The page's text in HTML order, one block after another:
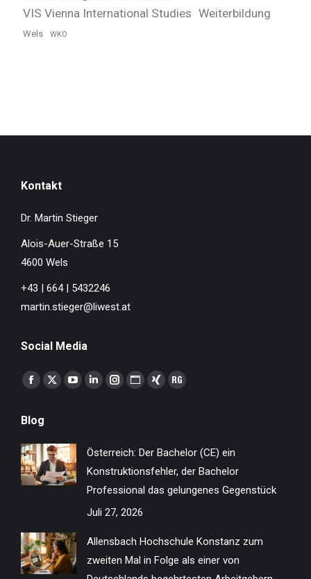
VIS Vienna International Studies Weiterbildung
Wels WKO
Kontakt
Dr. Martin Stieger
Alois-Auer-Straße 15
4600 Wels
+43 | 664 | 5432246
martin.stieger@liwest.at
Social Media
Finden Sie uns auf:
Facebook
opens
in
new
window
X
in
new
window
YouTube
in
new
window
Linkedin
new
window
Instagram
new
window
Website
new
window
XING
new
window
ResearchGate
new
window
Blog
Österreich: Der Bachelor (CE) ein
Konstruktionsfehler, der Bachelor
Professional das gelungenes Gegenstück
Juli 27, 2026
Allensbach Hochschule Konstanz zum
zweiten Mal in Folge als einer von